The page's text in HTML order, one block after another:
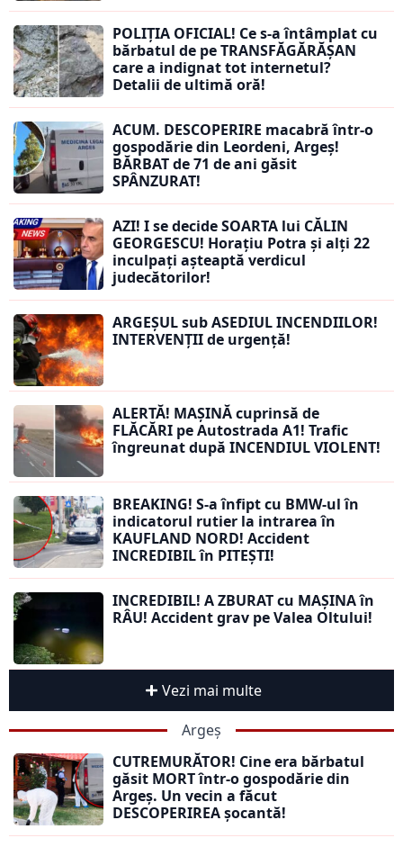
POLIȚIA OFICIAL! Ce s-a întâmplat cu
bărbatul de pe TRANSFĂGĂRĂȘAN
care a indignat tot internetul?
Detalii de ultimă oră!
ACUM. DESCOPERIRE macabră într-o
gospodărie din Leordeni, Argeș!
BĂRBAT de 71 de ani găsit
SPÂNZURAT!
AZI! I se decide SOARTA lui CĂLIN
GEORGESCU! Horațiu Potra și alți 22
inculpați așteaptă verdicul
judecătorilor!
ARGEȘUL sub ASEDIUL INCENDIILOR!
INTERVENȚII de urgență!
ALERTĂ! MAȘINĂ cuprinsă de
FLĂCĂRI pe Autostrada A1! Trafic
îngreunat după INCENDIUL VIOLENT!
BREAKING! S-a înfipt cu BMW-ul în
indicatorul rutier la intrarea în
KAUFLAND NORD! Accident
INCREDIBIL în PITEȘTI!
INCREDIBIL! A ZBURAT cu MAȘINA în
RÂU! Accident grav pe Valea Oltului!
Vezi mai multe
Argeș
CUTREMURĂTOR! Cine era bărbatul
găsit MORT într-o gospodărie din
Argeș. Un vecin a făcut
DESCOPERIREA șocantă!